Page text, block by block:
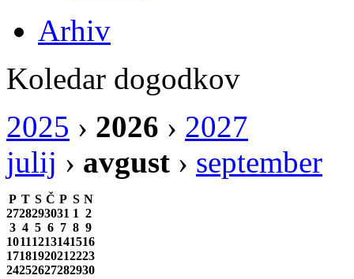
Arhiv
Koledar dogodkov
2025 › 2026 › 2027
julij › avgust › september
P T S Č P S N
2728293031 1 2
3 4 5 6 7 8 9
10111213141516
17181920212223
24252627282930